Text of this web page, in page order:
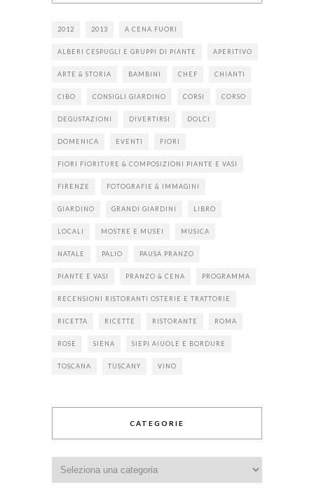
2012 2013 A CENA FUORI
ALBERI CESPUGLI E GRUPPI DI PIANTE APERITIVO
ARTE & STORIA BAMBINI CHEF CHIANTI
CIBO CONSIGLI GIARDINO CORSI CORSO
DEGUSTAZIONI DIVERTIRSI DOLCI
DOMENICA EVENTI FIORI
FIORI FIORITURE & COMPOSIZIONI PIANTE E VASI
FIRENZE FOTOGRAFIE & IMMAGINI
GIARDINO GRANDI GIARDINI LIBRO
LOCALI MOSTRE E MUSEI MUSICA
NATALE PALIO PAUSA PRANZO
PIANTE E VASI PRANZO & CENA PROGRAMMA
RECENSIONI RISTORANTI OSTERIE E TRATTORIE
RICETTA RICETTE RISTORANTE ROMA
ROSE SIENA SIEPI AIUOLE E BORDURE
TOSCANA TUSCANY VINO
CATEGORIE